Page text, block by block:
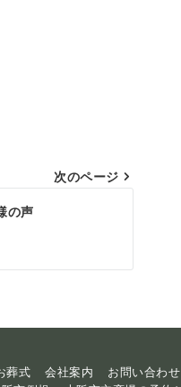
次のページ
の声
葬式 会社案内 お問い合わせ